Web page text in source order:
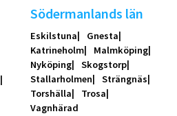
Södermanlands län
Eskilstuna
Gnesta
Katrineholm
Malmköping
Nyköping
Skogstorp
Stallarholmen
Strängnäs
Torshälla
Trosa
Vagnhärad